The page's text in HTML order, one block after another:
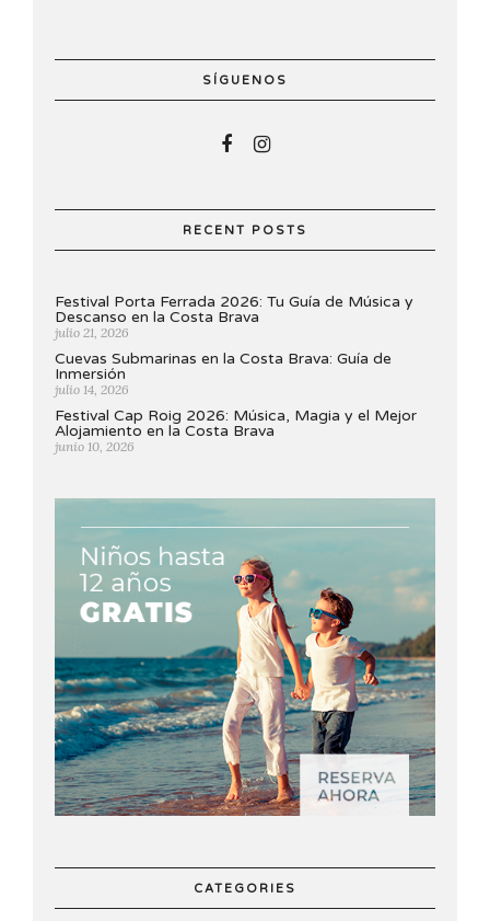
SÍGUENOS
RECENT POSTS
Festival Porta Ferrada 2026: Tu Guía de Música y
Descanso en la Costa Brava
julio 21, 2026
Cuevas Submarinas en la Costa Brava: Guía de
Inmersión
julio 14, 2026
Festival Cap Roig 2026: Música, Magia y el Mejor
Alojamiento en la Costa Brava
junio 10, 2026
CATEGORIES